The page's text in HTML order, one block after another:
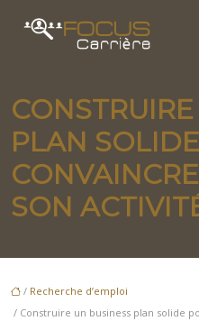
PLAN
SON
/ Recherche d’emploi
/ Construire un business plan solide